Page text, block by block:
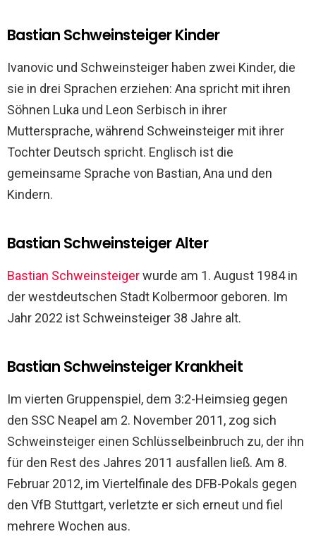
Bastian Schweinsteiger Kinder
Ivanovic und Schweinsteiger haben zwei Kinder, die
sie in drei Sprachen erziehen: Ana spricht mit ihren
Söhnen Luka und Leon Serbisch in ihrer
Muttersprache, während Schweinsteiger mit ihrer
Tochter Deutsch spricht. Englisch ist die
gemeinsame Sprache von Bastian, Ana und den
Kindern.
Bastian Schweinsteiger Alter
Bastian Schweinsteigerwurde am 1. August 1984 in
der westdeutschen Stadt Kolbermoor geboren. Im
Jahr 2022 ist Schweinsteiger 38 Jahre alt.
Bastian Schweinsteiger Krankheit
Im vierten Gruppenspiel, dem 3:2-Heimsieg gegen
den SSC Neapel am 2. November 2011, zog sich
Schweinsteiger einen Schlüsselbeinbruch zu, der ihn
für den Rest des Jahres 2011 ausfallen ließ. Am 8.
Februar 2012, im Viertelfinale des DFB-Pokals gegen
den VfB Stuttgart, verletzte er sich erneut und fiel
mehrere Wochen aus.